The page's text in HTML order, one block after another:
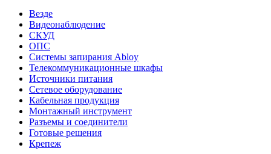
Везде
Видеонаблюдение
СКУД
ОПС
Системы запирания Abloy
Телекоммуникационные шкафы
Источники питания
Сетевое оборудование
Кабельная продукция
Монтажный инструмент
Разъемы и соединители
Готовые решения
Крепеж